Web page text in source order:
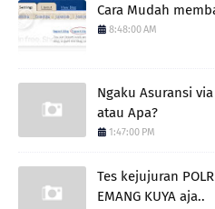
Cara Mudah
8:48:00 AM
Ngaku Asuransi
atau Apa?
1:47:00 PM
Tes kejujuran
EMANG KUYA aja..